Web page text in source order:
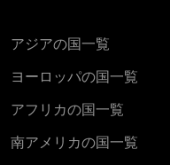
アジアの国一覧
ヨーロッパの国一覧
アフリカの国一覧
南アメリカの国一覧